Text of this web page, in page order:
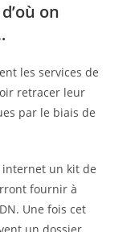
on
les services de
retracer leur
par le biais de
internet un kit de
fournir à
Une fois cet